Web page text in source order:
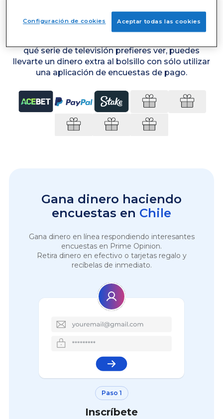
Simplemente expresando tus opiniones sobre
qué serie de televisión prefieres ver, puedes
llevarte un dinero extra al bolsillo con sólo utilizar
una aplicación de encuestas de pago.
Gana dinero haciendo
encuestas en Chile
Gana dinero en línea respondiendo interesantes
encuestas en Prime Opinion.
Retira dinero en efectivo o tarjetas regalo y
recíbelas de inmediato.
Paso 1
Inscríbete
Aceptar todas las cookies
Configuración de cookies